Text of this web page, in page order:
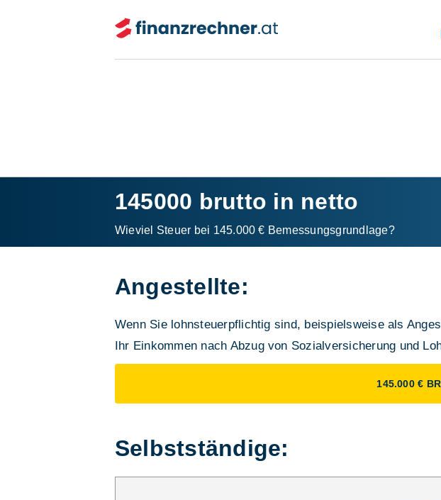
145000 brutto in netto
Wieviel Steuer bei 145.000 € Bemessungs­grundlage?
Angestellte:
Wenn Sie lohnsteuerpflichtig sind, beispielsweise als
Ihr Einkommen nach Abzug von Sozialversicherung und
145.000 €
Selbstständige: